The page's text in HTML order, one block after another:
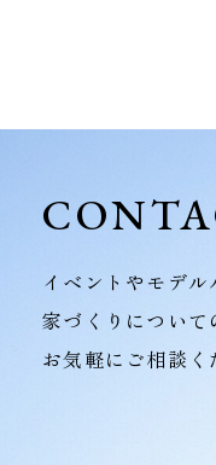
イベントやモデル
家づくりについて
お気軽にご相談く